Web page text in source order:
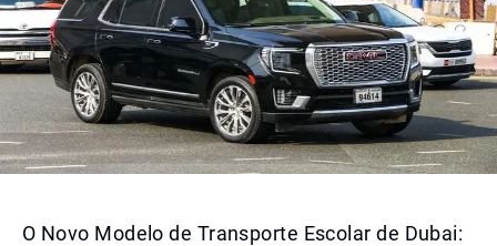
O Novo Modelo de Transporte Escolar de Dubai: